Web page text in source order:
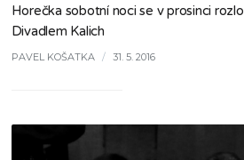
Horečka sobotní noci se v prosinci
Divadlem Kalich
PAVEL KOŠATKA / 31. 5. 2016